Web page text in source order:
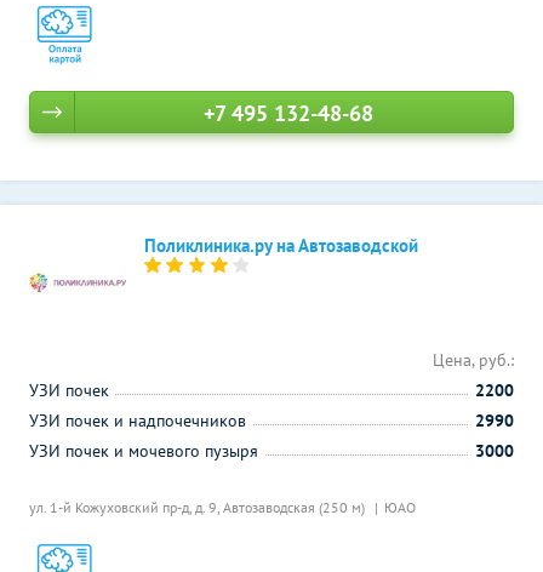
+7 495 132-48-68
Поликлиника.ру на Автозаводской
ул. 1-й Кожуховский пр-д, д. 9, Автозаводская (250 м) ЮАО
Цена, руб.:
УЗИ почек
2200
УЗИ почек и надпочечников
2990
УЗИ почек и мочевого пузыря
3000